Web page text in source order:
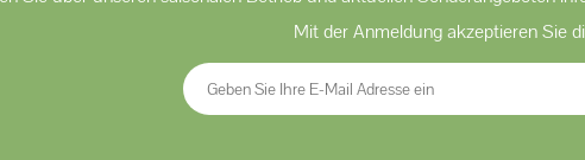
Mit der Anmeldung akzeptieren Sie